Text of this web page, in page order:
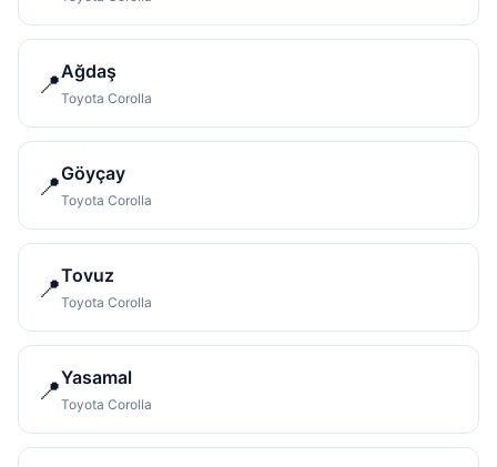
📍Ağdaş
Toyota Corolla
📍Göyçay
Toyota Corolla
📍Tovuz
Toyota Corolla
📍Yasamal
Toyota Corolla